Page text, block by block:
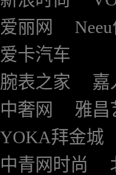
爱丽网
爱卡汽车
腕表之家
嘉
中奢网
雅昌
YOKA拜金城
中青网时尚